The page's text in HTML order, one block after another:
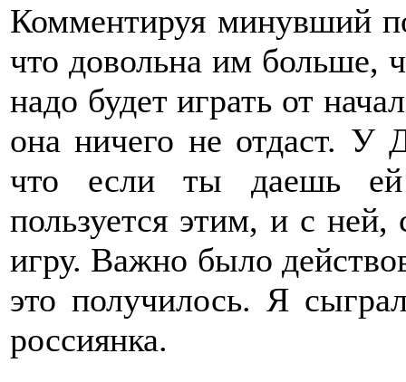
Комментируя минувший
что довольна им больше,
надо будет играть от
она ничего не отдаст. У
что если ты даешь ей
пользуется этим, и с ней,
игру. Важно было
это получилось. Я
россиянка.